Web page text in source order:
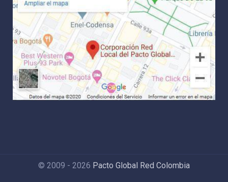
© 2009 - 2026 Pacto Global Red Colombia